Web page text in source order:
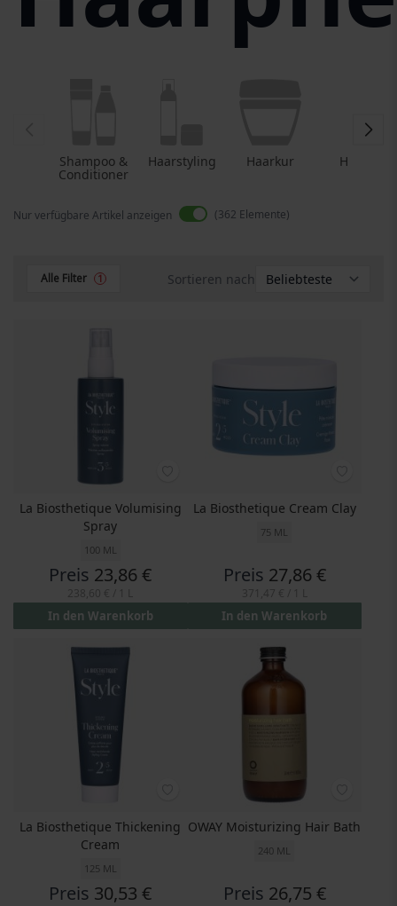
Shampoo &
Conditioner
Haarstyling Haarkur Haaröl
Nur verfügbare Artikel anzeigen 362 Elemente
Alle Filter 1 Sortieren nach
La Biosthetique Volumising
Spray
100 ML
Preis 23,86 €
In den Warenkorb
La Biosthetique Cream Clay
75 ML
Preis 27,86 €
In den Warenkorb
La Biosthetique Thickening
Cream
125 ML
Preis 30,53 €
OWAY Moisturizing Hair Bath
240 ML
Preis 26,75 €